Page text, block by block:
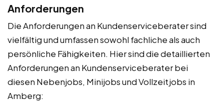
Anforderungen
Die Anforderungen an Kundenserviceberater sind
vielfältig und umfassen sowohl fachliche als auch
persönliche Fähigkeiten. Hier sind die detaillierten
Anforderungen an Kundenserviceberater bei
diesen Nebenjobs, Minijobs und Vollzeitjobs in
Amberg: